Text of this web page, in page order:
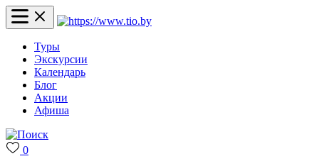
Туры
Экскурсии
Календарь
Блог
Акции
Афиша
0